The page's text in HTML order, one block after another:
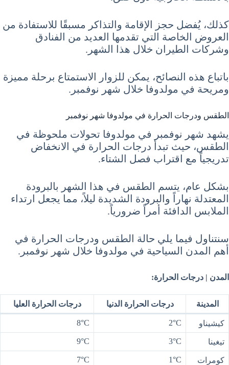
كذلك، يُفضل حجز الإقامة والتذاكر مسبقًا للاستفادة من
العروض الخاصة التي تقدمها العديد من الفنادق
وشركات الطيران خلال هذا الشهر.
باتباع هذه النصائح، يمكن للزوار الاستمتاع برحلة مميزة
ومريحة في مولدوفا خلال شهر نوفمبر.
الطقس ودرجات الحرارة في مولدوفا شهر نوفمبر
يشهد شهر نوفمبر في مولدوفا تحولات ملحوظة في
الطقس، حيث تبدأ درجات الحرارة في الانخفاض
تدريجياً مع اقتراب فصل الشتاء.
بشكل عام، يتسم الطقس في هذا الشهر بالبرودة
المعتدلة نهاراً والبرودة الشديدة ليلاً، مما يجعل ارتداء
الملابس الدافئة أمراً ضرورياً.
سنتناول فيما يلي حالة الطقس ودرجات الحرارة في
أهم المدن السياحية في مولدوفا خلال شهر نوفمبر.
المدن | درجات الحرارة:
المدينة درجات الحرارة الدنيا درجات الحرارة العليا
كيشيناو 2°C
8°C
تيغينا 3°C
9°C
كومرات 1°C
7°C